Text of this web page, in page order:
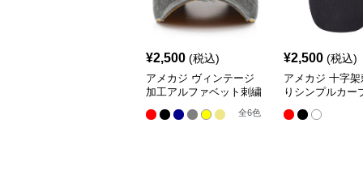
¥2,500 (税込)
アメカジ ヴィンテージ
加工アルファベット刺繍
全6色
¥2,500 (税込)
アメカジ 十字
りシンプルカー